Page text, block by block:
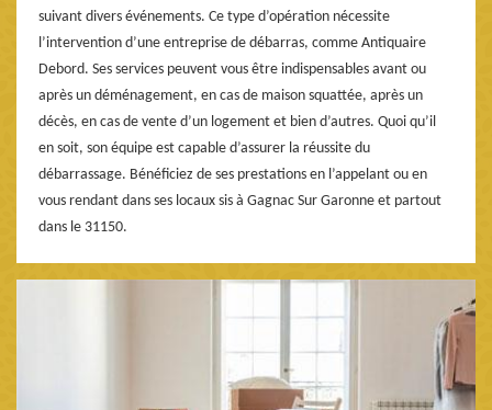
suivant divers événements. Ce type d’opération nécessite
l’intervention d’une entreprise de débarras, comme Antiquaire
Debord. Ses services peuvent vous être indispensables avant ou
après un déménagement, en cas de maison squattée, après un
décès, en cas de vente d’un logement et bien d’autres. Quoi qu’il
en soit, son équipe est capable d’assurer la réussite du
débarrassage. Bénéficiez de ses prestations en l’appelant ou en
vous rendant dans ses locaux sis à Gagnac Sur Garonne et partout
dans le 31150.